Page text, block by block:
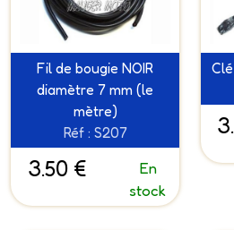
Fil de bougie NOIR
diamètre 7 mm (le
mètre)
Réf : S207
3.50 €
En
stock